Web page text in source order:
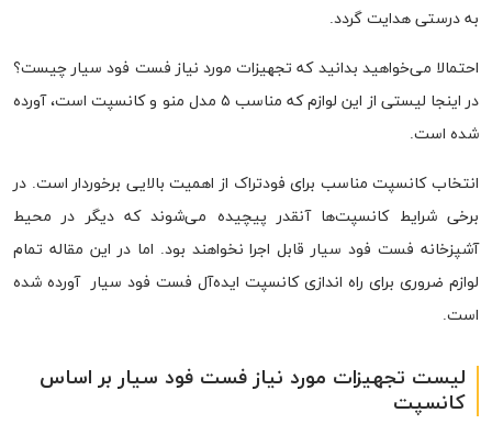
به درستی هدایت گردد.
احتمالا می‌خواهید بدانید که تجهیزات مورد نیاز فست فود سیار چیست؟
در اینجا لیستی از این لوازم که مناسب ۵ مدل منو و کانسپت است، آورده
شده است.
انتخاب کانسپت مناسب برای فودتراک از اهمیت بالایی برخوردار است. در
برخی شرایط کانسپت‌ها آنقدر پیچیده می‌شوند که دیگر در محیط
آشپزخانه فست فود سیار قابل اجرا نخواهند بود. اما در این مقاله تمام
لوازم ضروری برای راه اندازی کانسپت ایده‌آل فست فود سیار آورده شده
است.
لیست تجهیزات مورد نیاز فست فود سیار بر اساس
کانسپت